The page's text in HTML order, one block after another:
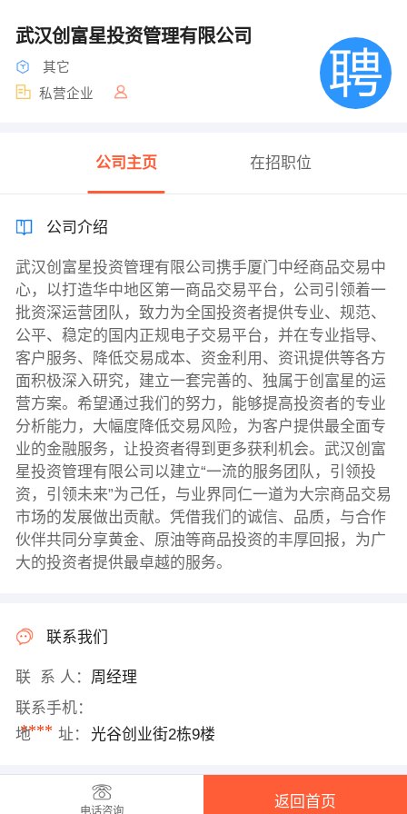
武汉创富星投资管理有限公司
其它
私营企业
公司主页 在招职位
公司介绍
武汉创富星投资管理有限公司携手厦门中经商品交易中
心，以打造华中地区第一商品交易平台，公司引领着一
批资深运营团队，致力为全国投资者提供专业、规范、
公平、稳定的国内正规电子交易平台，并在专业指导、
客户服务、降低交易成本、资金利用、资讯提供等各方
面积极深入研究，建立一套完善的、独属于创富星的运
营方案。希望通过我们的努力，能够提高投资者的专业
分析能力，大幅度降低交易风险，为客户提供最全面专
业的金融服务，让投资者得到更多获利机会。武汉创富
星投资管理有限公司以建立“一流的服务团队，引领投
资，引领未来”为己任，与业界同仁一道为大宗商品交易
市场的发展做出贡献。凭借我们的诚信、品质，与合作
伙伴共同分享黄金、原油等商品投资的丰厚回报，为广
大的投资者提供最卓越的服务。
联系我们
联 系 人： 周经理
联系手机：
****
地 址： 光谷创业街2栋9楼
电话咨询
返回首页